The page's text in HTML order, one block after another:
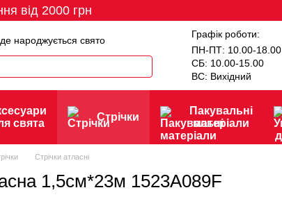
від 2000 грн
народжується свято
Графік роботи:
ПН-ПТ: 10.00-18.00
СБ: 10.00-15.00
ВС: Вихідний
свята
Стрічки
Пакувальні
матеріали
Стрічки атласні
1,5см*23м 1523A089F